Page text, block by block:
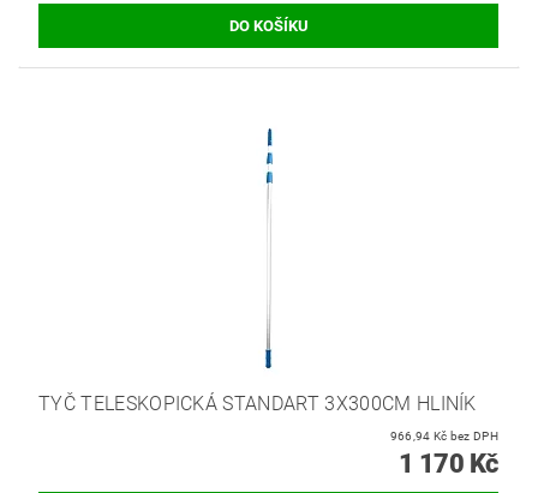
TYČ TELESKOPICKÁ STANDART 3X300CM HLINÍK
966,94 Kč bez DPH
1 170 Kč